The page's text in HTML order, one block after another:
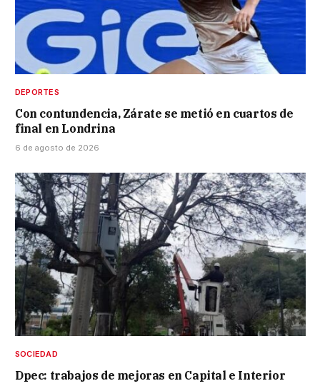
DEPORTES
Con contundencia, Zárate se metió en cuartos de
final en Londrina
6 de agosto de 2026
SOCIEDAD
Dpec: trabajos de mejoras en Capital e Interior